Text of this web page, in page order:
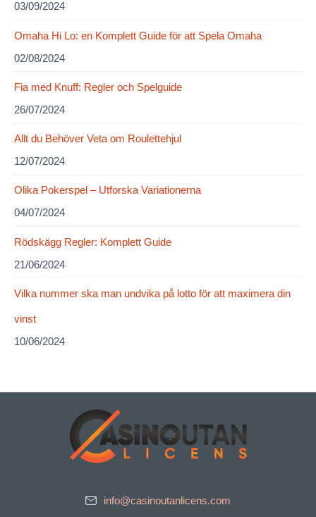
03/09/2024
Omaha Hi Lo: en Komplett Guide för att Spela Omaha
02/08/2024
Fia med Knuff: Regler och Spelguide
26/07/2024
Allt du Behöver Veta om Roulettehjul
12/07/2024
Olika Pokerspel – Utforska Variationerna
04/07/2024
Rödskägg Regler: Komplett Guide
21/06/2024
Vilka nummer ska man undvika på lotto för att maximera din
vinst
10/06/2024
info@casinoutanlicens.com